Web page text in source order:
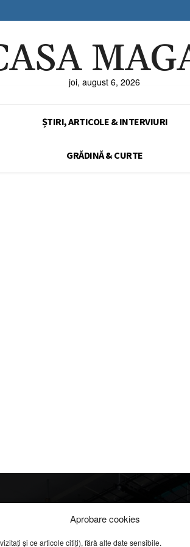
Aprobare cookies
și ce articole citiți), fără alte date sensibile.
joi, august 6, 2026
ȘTIRI, ARTICOLE & INTERVIURI
GRĂDINĂ & CURTE
Info
DESPRE NOI